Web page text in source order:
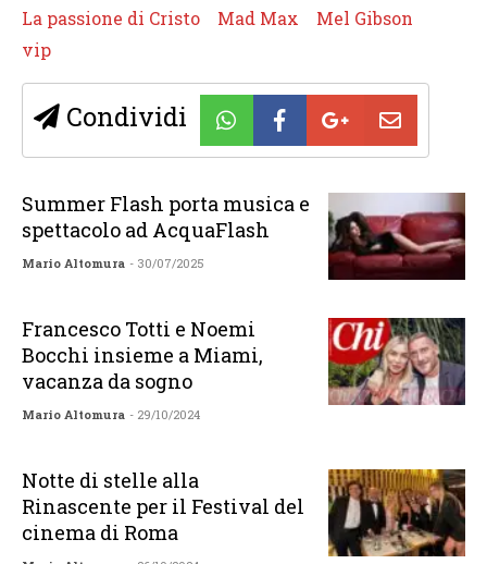
La passione di Cristo
Mad Max
Mel Gibson
vip
Condividi
Summer Flash porta musica e
spettacolo ad AcquaFlash
Mario Altomura - 30/07/2025
Francesco Totti e Noemi
Bocchi insieme a Miami,
vacanza da sogno
Mario Altomura - 29/10/2024
Notte di stelle alla
Rinascente per il Festival del
cinema di Roma